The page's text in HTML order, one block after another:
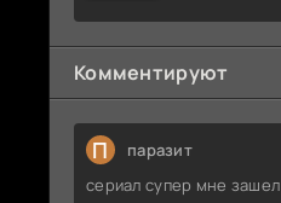
Комментируют
П паразит
сериал супер мне зашел